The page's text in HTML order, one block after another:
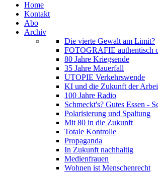
Home
Kontakt
Abo
Archiv
Die vierte Gewalt am Limit?
FOTOGRAFIE authentisch
80 Jahre Kriegsende
35 Jahre Mauerfall
UTOPIE Verkehrswende
KI und die Zukunft der
100 Jahre Radio
Schmeckt's? Gutes Essen -
Polarisierung und Spaltung
Mit 80 in die Zukunft
Totale Kontrolle
Propaganda
In Zukunft nachhaltig
Medienfrauen
Wohnen ist Menschenrecht